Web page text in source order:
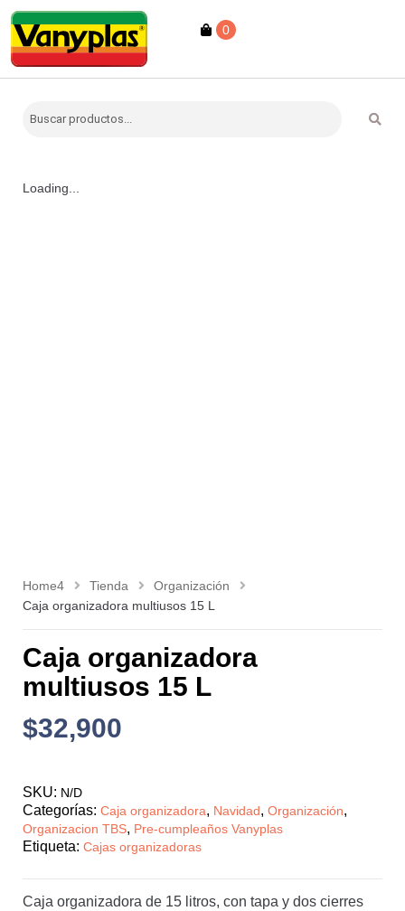
0
Loading...
Home4 Tienda
Organización
Caja organizadora multiusos 15 L
Caja organizadora
multiusos 15 L
$32,900
SKU: N/D
Categorías: Caja organizadora, Navidad, Organización,
Organizacion TBS, Pre-cumpleaños Vanyplas
Etiqueta: Cajas organizadoras
Caja organizadora de 15 litros, con tapa y dos cierres